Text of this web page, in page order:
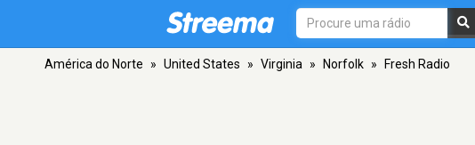
América do Norte » United States » Virginia » Norfolk » Fresh Radio